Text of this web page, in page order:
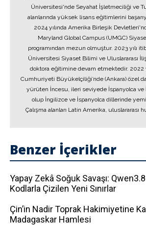
Üniversitesi'nde Seyahat İşletmeciliği ve
alanlarında yüksek lisans eğitimlerini
2024 yılında Amerika Birleşik
Maryland Global Campus (UMGC)
programından mezun olmuştur. 2023 yılı
Üniversitesi Siyaset Bilimi ve Uluslararası
doktora eğitimine devam etmektedir. 2022
Cumhuriyeti Büyükelçiliği’nde (Ankara) özel
yürüten İncesu, ileri seviyede İspanyolca
olup İngilizce ve İspanyolca dillerinde
Çalışma alanları Latin Amerika, uluslararası
Benzer İçerikler
Yapay Zekâ Soğuk Savaşı:
Kodlarla Çizilen Yeni Sınırlar
Çin’in Nadir Toprak Hakimiyetine
Madagaskar Hamlesi